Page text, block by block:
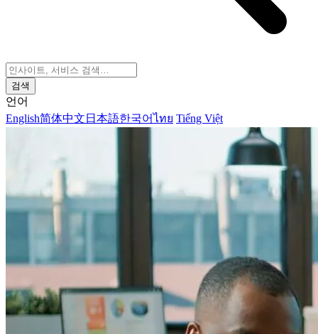
검색
언어
English简体中文 日本語한국어ไทย Tiếng Việt